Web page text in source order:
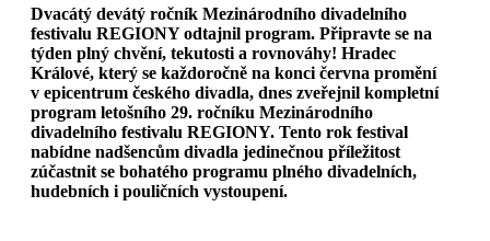
Dvacátý devátý ročník Mezinárodního divadelního
festivalu REGIONY odtajnil program. Připravte se na
týden plný chvění, tekutosti a rovnováhy! Hradec
Králové, který se každoročně na konci června promění
v epicentrum českého divadla, dnes zveřejnil kompletní
program letošního 29. ročníku Mezinárodního
divadelního festivalu REGIONY. Tento rok festival
nabídne nadšencům divadla jedinečnou příležitost
zúčastnit se bohatého programu plného divadelních,
hudebních i pouličních vystoupení.